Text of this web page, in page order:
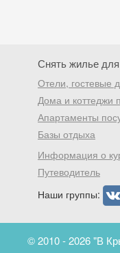
Снять жилье
Отели, гостевые
Дома и коттеджи
Апартаменты
Базы отдыха
Информация о
Путеводитель
Наши группы:
© 2010 - 2026 "В